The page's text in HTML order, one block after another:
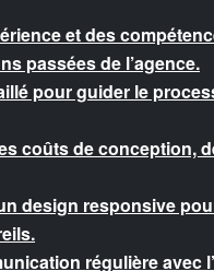
et des
passées de l’agence.
pour guider le
coûts de conception,
design responsive
régulière avec